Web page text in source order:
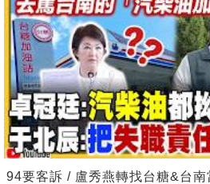
94要客訴 / 盧秀燕轉找台糖&台